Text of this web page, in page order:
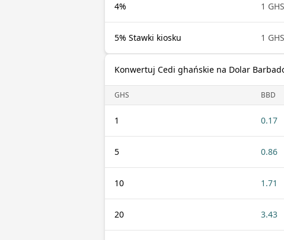
4% 1 GHS
5% Stawki kiosku 1 GHS
Konwertuj Cedi ghańskie na Dolar
GHS BBD
1 0.17
5 0.86
10 1.71
20 3.43